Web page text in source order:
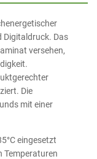
Digitaldruck. Das
versehen,
Die
mit einer
eingesetzt
Temperaturen